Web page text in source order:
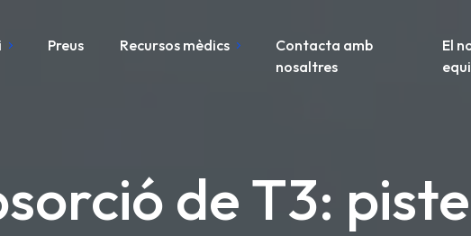
Preus Recursos mèdics
Contacta amb
nosaltres
El
de T3: